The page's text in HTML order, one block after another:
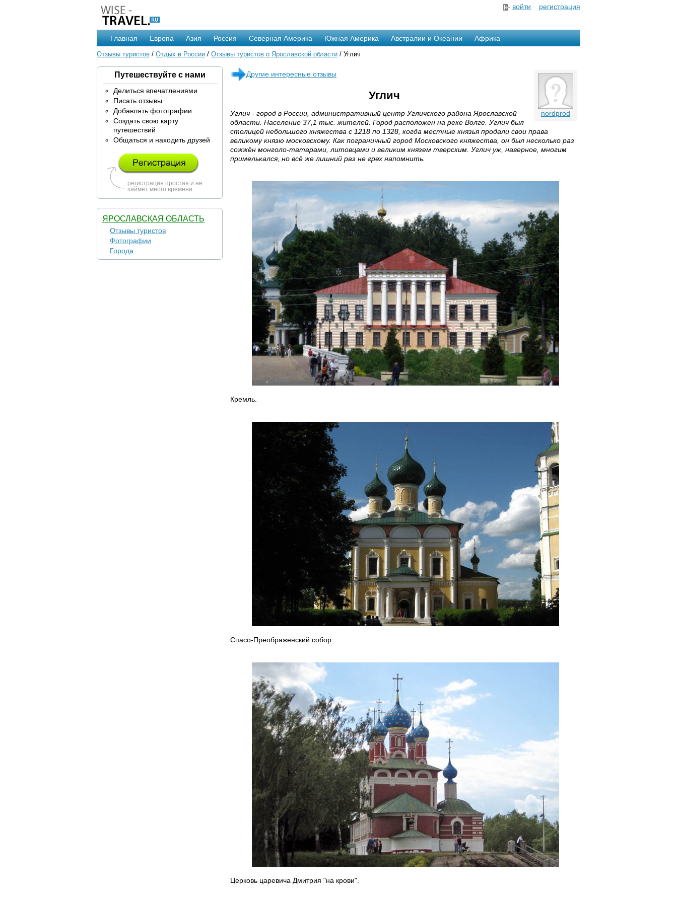
войти регистрация
Главная Европа Азия Россия Северная Америка Южная Америка Австралии и Океании Африка
Отзывы туристов / Отдых в России / Отзывы туристов о Ярославской области / Углич
Путешествуйте с нами
Делиться впечатлениями
Писать отзывы
Добавлять фотографии
Создать свою карту
путешествий
Общаться и находить друзей
регистрация простая и не
займет много времени
ЯРОСЛАВСКАЯ ОБЛАСТЬ
Отзывы туристов
Фотографии
Города
Другие интересные отзывы
nordprod
Углич
Углич - город в России, административный центр Угличского района Ярославской
области. Население 37,1 тыс. жителей. Город расположен на реке Волге. Углич был
столицей небольшого княжества с 1218 по 1328, когда местные князья продали свои права
великому князю московскому. Как пограничный город Московского княжества, он был несколько раз
сожжён монголо-татарами, литовцами и великим князем тверским. Углич уж, наверное, многим
примелькался, но всё же лишний раз не грех напомнить.
Кремль.
Спасо-Преображенский собор.
Церковь царевича Дмитрия "на крови".